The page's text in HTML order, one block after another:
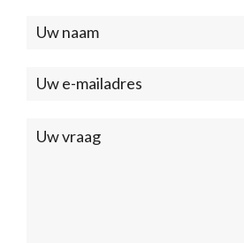
Neem
met
ons